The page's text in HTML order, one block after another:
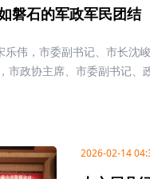
磐石的军政军民团结
乐伟，市委副书记、市长沈
市政协主席、市委副书记、
2026-02-14